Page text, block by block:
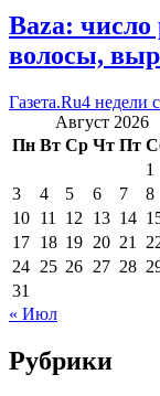
Baza: число
волосы,
Газета.Ru4 недели
Август 2026
Пн Вт Ср Чт Пт
1
3
4 5 6 7 8
10 11 12 13 14
17 18 19 20 21
24 25 26 27 28
31
« Июл
Рубрики